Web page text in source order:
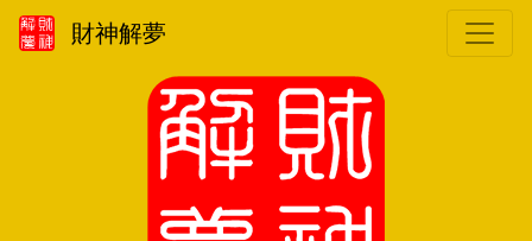
財神解夢